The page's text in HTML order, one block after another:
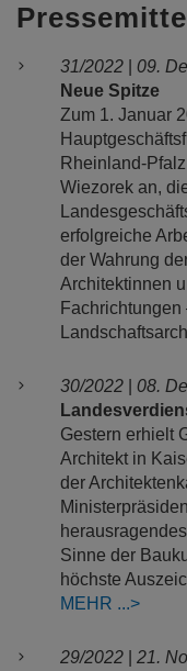
31/2022
09.
Neue Spitze
Zum 1. Januar
Rheinland-
Wiezorek an,
erfolgreiche
der Wahrung
Architektinnen
Fachrichtungen
30/2022
08.
Gestern erhielt
Architekt in
der
Sinne der
höchste
MEHR
29/2022
21.